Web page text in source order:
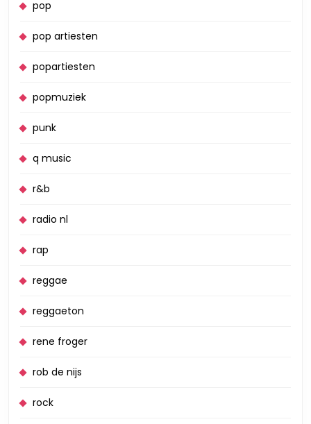
pop
pop artiesten
popartiesten
popmuziek
punk
q music
r&b
radio nl
rap
reggae
reggaeton
rene froger
rob de nijs
rock